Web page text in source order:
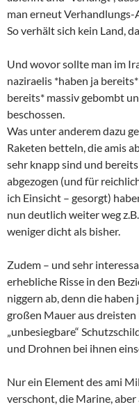
man erneut
So verhält sich kein Land,
Und wovor sollte man im
naziraelis *haben ja
bereits* massiv gebombt
beschossen.
Was unter anderem dazu
Raketen betteln, die amis
sehr knapp sind und
abgezogen (und für
ich Einsicht – gesorgt)
nun deutlich weiter weg
weniger dicht als bisher.
Zudem – und sehr
erhebliche Risse in den
niggern ab, denn die
großen Mauer aus
„unbesiegbare“
und Drohnen bei ihnen
Nur ein Element des ami
verschont, die Marine, aber